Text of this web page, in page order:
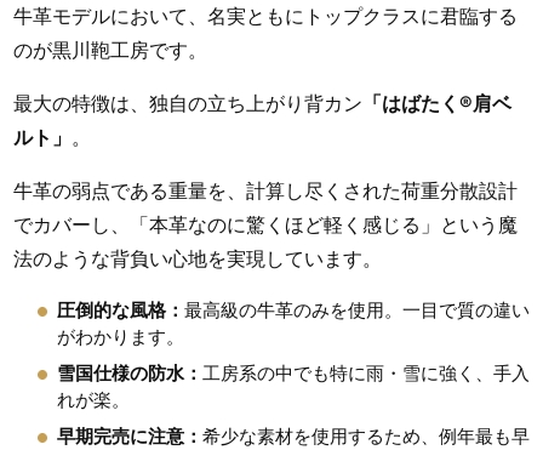
牛革モデルにおいて、名実ともにトップクラスに君臨する
のが黒川鞄工房です。
最大の特徴は、独自の立ち上がり背カン 「はばたく®肩ベ
ルト」 。
牛革の弱点である重量を、計算し尽くされた荷重分散設計
でカバーし、「本革なのに驚くほど軽く感じる」という魔
法のような背負い心地を実現しています。
圧倒的な風格： 最高級の牛革のみを使用。一目で質の違い
がわかります。
雪国仕様の防水： 工房系の中でも特に雨・雪に強く、手入
れが楽。
早期完売に注意： 希少な素材を使用するため、例年最も早